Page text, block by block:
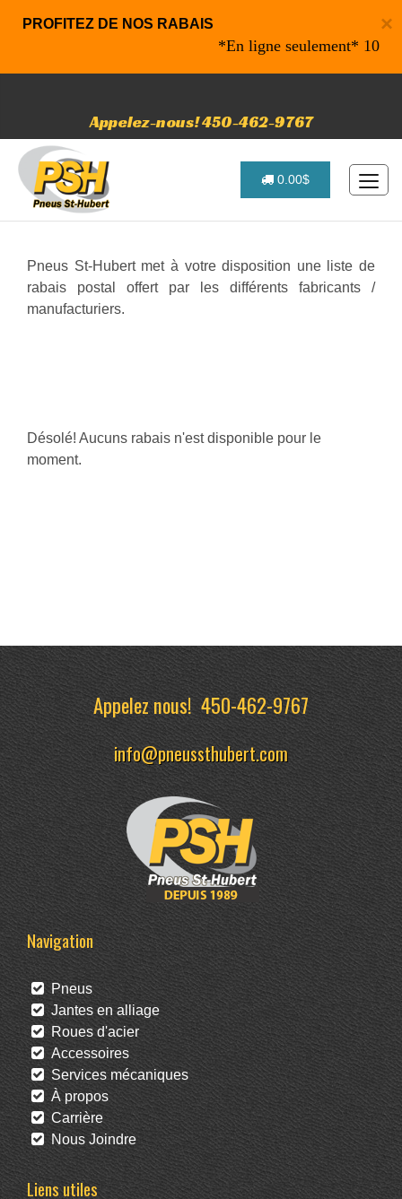
×
PROFITEZ DE NOS RABAIS
*En ligne seulement* 10%
Appelez-nous! 450-462-9767
0.00$
Pneus St-Hubert met à votre disposition une liste de
rabais postal offert par les différents fabricants /
manufacturiers.
Désolé! Aucuns rabais n'est disponible pour le
moment.
Appelez nous!450-462-9767
info@pneussthubert.com
Navigation
Pneus
Jantes en alliage
Roues d'acier
Accessoires
Services mécaniques
À propos
Carrière
Nous Joindre
Liens utiles